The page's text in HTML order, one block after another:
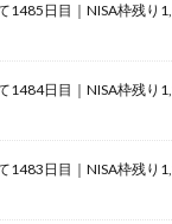
1485日目｜NISA枠残り
1484日目｜NISA枠残り
1483日目｜NISA枠残り